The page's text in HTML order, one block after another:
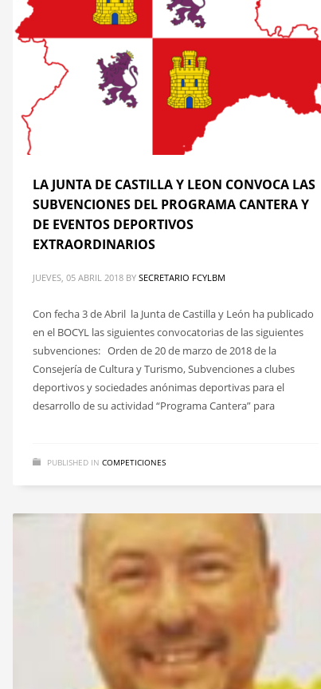
LA JUNTA DE CASTILLA Y LEON CONVOCA LAS
SUBVENCIONES DEL PROGRAMA CANTERA Y
DE EVENTOS DEPORTIVOS
EXTRAORDINARIOS
JUEVES, 05 ABRIL 2018 BY SECRETARIO FCYLBM
Con fecha 3 de Abril la Junta de Castilla y León ha publicado
en el BOCYL las siguientes convocatorias de las siguientes
subvenciones: Orden de 20 de marzo de 2018 de la
Consejería de Cultura y Turismo, Subvenciones a clubes
deportivos y sociedades anónimas deportivas para el
desarrollo de su actividad “Programa Cantera” para
PUBLISHED IN COMPETICIONES